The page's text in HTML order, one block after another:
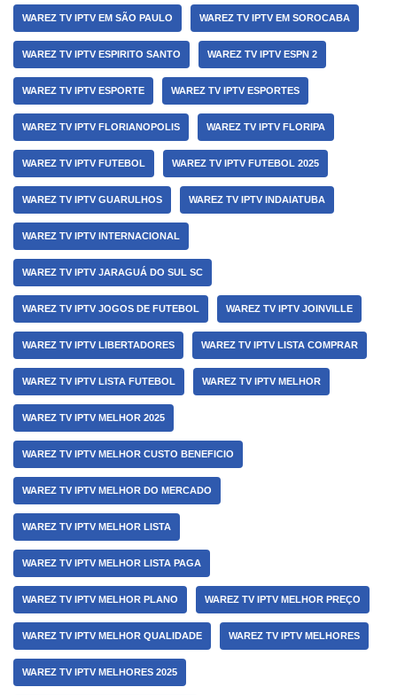
WAREZ TV IPTV EM SÃO PAULO WAREZ TV IPTV EM SOROCABA
WAREZ TV IPTV ESPIRITO SANTO WAREZ TV IPTV ESPN 2
WAREZ TV IPTV ESPORTE WAREZ TV IPTV ESPORTES
WAREZ TV IPTV FLORIANOPOLIS WAREZ TV IPTV FLORIPA
WAREZ TV IPTV FUTEBOL WAREZ TV IPTV FUTEBOL 2025
WAREZ TV IPTV GUARULHOS WAREZ TV IPTV INDAIATUBA
WAREZ TV IPTV INTERNACIONAL
WAREZ TV IPTV JARAGUÁ DO SUL SC
WAREZ TV IPTV JOGOS DE FUTEBOL WAREZ TV IPTV JOINVILLE
WAREZ TV IPTV LIBERTADORES WAREZ TV IPTV LISTA COMPRAR
WAREZ TV IPTV LISTA FUTEBOL WAREZ TV IPTV MELHOR
WAREZ TV IPTV MELHOR 2025
WAREZ TV IPTV MELHOR CUSTO BENEFICIO
WAREZ TV IPTV MELHOR DO MERCADO
WAREZ TV IPTV MELHOR LISTA
WAREZ TV IPTV MELHOR LISTA PAGA
WAREZ TV IPTV MELHOR PLANO WAREZ TV IPTV MELHOR PREÇO
WAREZ TV IPTV MELHOR QUALIDADE WAREZ TV IPTV MELHORES
WAREZ TV IPTV MELHORES 2025